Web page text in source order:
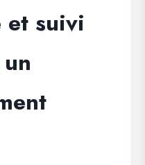
et suivi